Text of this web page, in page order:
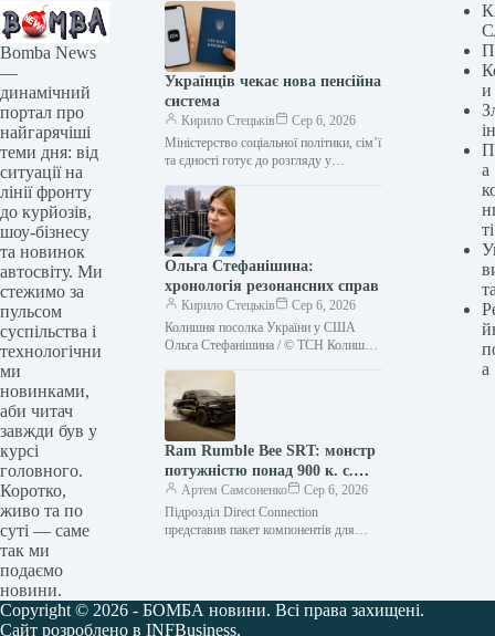
Bomba News
—
динамічний
портал про
найгарячіші
теми дня: від
ситуації на
лінії фронту
до курйозів,
шоу-бізнесу
та новинок
автосвіту. Ми
стежимо за
пульсом
суспільства і
технологічни
ми
новинками,
аби читач
завжди був у
курсі
головного.
Коротко,
живо та по
суті — саме
так ми
подаємо
новини.
Українців чекає нова пенсійна
система
Кирило Стецьків
Сер 6, 2026
Міністерство соціальної політики, сім’ї
та єдності готує до розгляду у
реформу пенсійної системи. Документ
планують винести…
Ольга Стефанішина:
хронологія резонансних справ
Кирило Стецьків
Сер 6, 2026
Колишня посолка України у США
Ольга Стефанішина / © ТСН Колишню
незаконному…
Ram Rumble Bee SRT: монстр
потужністю понад 900 к. с.
прибув
Артем Самсоненко
Сер 6, 2026
Підрозділ Direct Connection
представив пакет компонентів для
и
а
ті
а
Copyright © 2026 - БОМБА новини. Всі права захищені.
Сайт розроблено в INFBusiness.